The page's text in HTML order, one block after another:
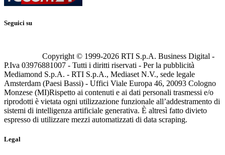
Seguici su
Copyright © 1999-2026 RTI S.p.A. Business Digital -
P.Iva 03976881007 - Tutti i diritti riservati - Per la pubblicità
Mediamond S.p.A. - RTI S.p.A., Mediaset N.V., sede legale
Amsterdam (Paesi Bassi) - Uffici Viale Europa 46, 20093 Cologno
Monzese (MI)Rispetto ai contenuti e ai dati personali trasmessi e/o
riprodotti è vietata ogni utilizzazione funzionale all’addestramento di
sistemi di intelligenza artificiale generativa. È altresì fatto divieto
espresso di utilizzare mezzi automatizzati di data scraping.
Legal